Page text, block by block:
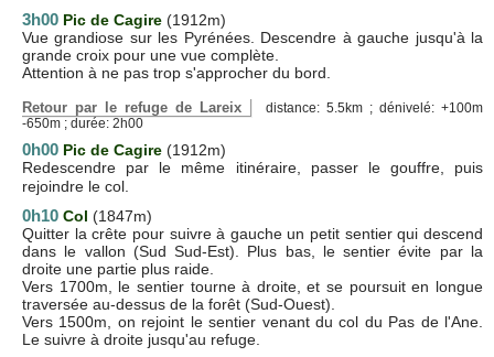
3h00 Pic de Cagire (1912m)
Vue grandiose sur les Pyrénées. Descendre à gauche jusqu'à la
grande croix pour une vue complète.
Attention à ne pas trop s'approcher du bord.
Retour par le refuge de Lareix
distance: 5.5km ; dénivelé: +100m
-650m ; durée: 2h00
0h00 Pic de Cagire (1912m)
Redescendre par le même itinéraire, passer le gouffre, puis
rejoindre le col.
0h10 Col (1847m)
Quitter la crête pour suivre à gauche un petit sentier qui descend
dans le vallon (Sud Sud-Est). Plus bas, le sentier évite par la
droite une partie plus raide.
Vers 1700m, le sentier tourne à droite, et se poursuit en longue
traversée au-dessus de la forêt (Sud-Ouest).
Vers 1500m, on rejoint le sentier venant du col du Pas de l'Ane.
Le suivre à droite jusqu'au refuge.